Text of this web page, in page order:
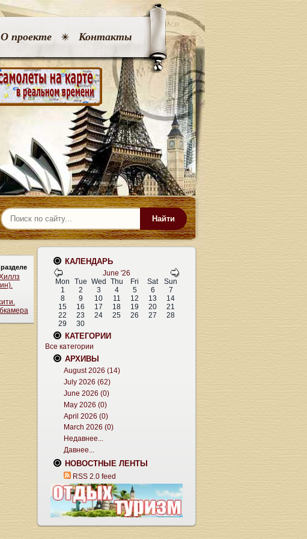
О проекте Контакты
Найти
КАЛЕНДАРЬ
June '26
Mon
Tue Wed Thu Fri Sat
Sun
1
2 3 4 5 6
7
8
9 10 11 12 13
14
15
16 17 18 19 20
21
22
23 24 25 26 27
28
29
30
КАТЕГОРИИ
Все категории
АРХИВЫ
August 2026 (14)
July 2026 (62)
June 2026 (0)
May 2026 (0)
April 2026 (0)
March 2026 (0)
Недавнее...
Давнее...
НОВОСТНЫЕ ЛЕНТЫ
RSS 2.0 feed